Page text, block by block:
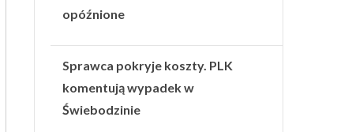
opóźnione
Sprawca pokryje koszty. PLK
komentują wypadek w
Świebodzinie